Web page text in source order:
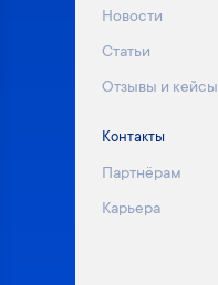
Новости
Статьи
Отзывы и кейсы
Контакты
Партнёрам
Карьера